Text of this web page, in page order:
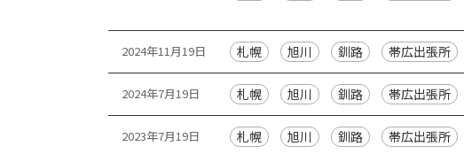
2024年11月19日 札幌 旭川 釧路 帯広出張所
2024年7月19日 札幌 旭川 釧路 帯広出張所
2023年7月19日 札幌 旭川 釧路 帯広出張所